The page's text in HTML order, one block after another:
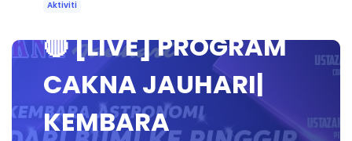
Aktiviti
🔴 [LIVE] PROGRAM
CAKNA JAUHARI|
KEMBARA